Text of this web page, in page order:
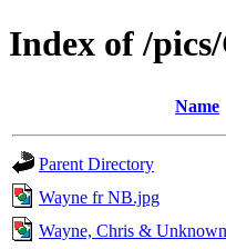
Index of /
Name
Parent Directory
Wayne fr NB.jpg
Wayne, Chris &